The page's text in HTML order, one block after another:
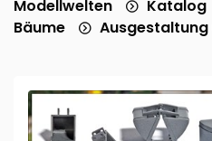
Modellwelten Katalog
Bäume
Ausgestaltung